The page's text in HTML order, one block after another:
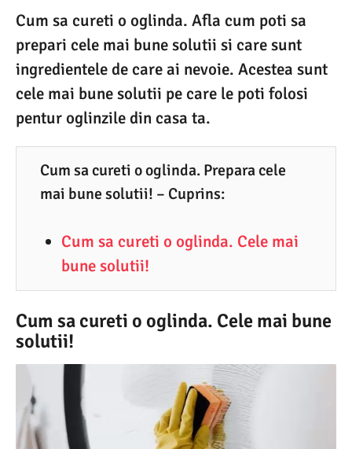
2
0
2
1
2
5
0
2
5
0
.
2
0
2
Cum sa cureti o oglinda. Afla cum poti sa
prepari cele mai bune solutii si care sunt
ingredientele de care ai nevoie. Acestea sunt
cele mai bune solutii pe care le poti folosi
pentur oglinzile din casa ta.
Cum sa cureti o oglinda. Prepara cele
mai bune solutii! – Cuprins:
Cum sa cureti o oglinda. Cele mai
bune solutii!
Cum sa cureti o oglinda. Cele mai bune
solutii!